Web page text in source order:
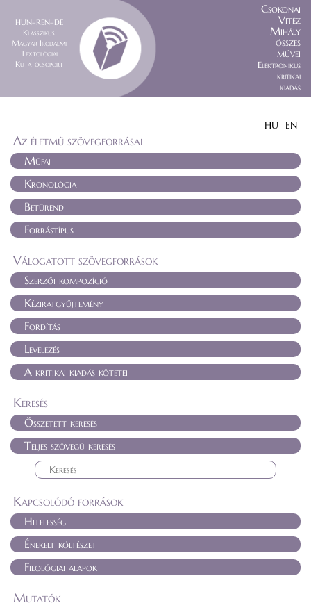
HUN–REN–DE
Klasszikus
Magyar Irodalmi
Textológiai
Kutatócsoport
Csokonai
Vitéz
Mihály
összes
művei
Elektronikus
kritikai
kiadás
HU EN
Az életmű szövegforrásai
Műfaj
Kronológia
Betűrend
Forrástípus
Válogatott szövegforrások
Szerzői kompozíció
Kéziratgyűjtemény
Fordítás
Levelezés
A kritikai kiadás kötetei
Keresés
Összetett keresés
Teljes szövegű keresés
Kapcsolódó források
Hitelesség
Énekelt költészet
Filológiai alapok
Mutatók